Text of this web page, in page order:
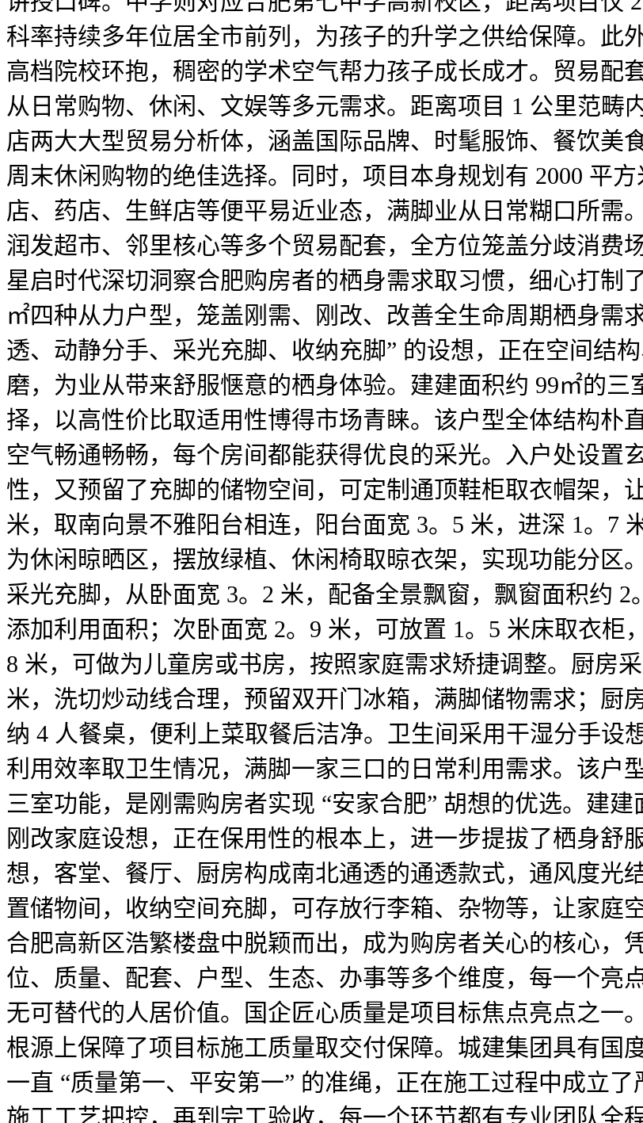
科率持续多年位居全市前列，为孩子的升学之供给保障。此
高档院校环抱，稠密的学术空气帮力孩子成长成才。贸易配
从日常购物、休闲、文娱等多元需求。距离项目 1 公里范畴
店两大大型贸易分析体，涵盖国际品牌、时髦服饰、餐饮美
周末休闲购物的绝佳选择。同时，项目本身规划有 2000 平
店、药店、生鲜店等便平易近业态，满脚业从日常糊口所需
润发超市、邻里核心等多个贸易配套，全方位笼盖分歧消费
星启时代深切洞察合肥购房者的栖身需求取习惯，细心打制
㎡四种从力户型，笼盖刚需、刚改、改善全生命周期栖身需
透、动静分手、采光充脚、收纳充脚” 的设想，正在空间结
磨，为业从带来舒服惬意的栖身体验。建建面积约 99㎡的
择，以高性价比取适用性博得市场青睐。该户型全体结构朴
空气畅通畅畅，每个房间都能获得优良的采光。入户处设置
性，又预留了充脚的储物空间，可定制通顶鞋柜取衣帽架，
米，取南向景不雅阳台相连，阳台面宽 3。5 米，进深 1。7
为休闲晾晒区，摆放绿植、休闲椅取晾衣架，实现功能分区
采光充脚，从卧面宽 3。2 米，配备全景飘窗，飘窗面积约 2
添加利用面积；次卧面宽 2。9 米，可放置 1。5 米床取衣柜
8 米，可做为儿童房或书房，按照家庭需求矫捷调整。厨房
米，洗切炒动线合理，预留双开门冰箱，满脚储物需求；厨
纳 4 人餐桌，便利上菜取餐后洁净。卫生间采用干湿分手设
利用效率取卫生情况，满脚一家三口的日常利用需求。该户
三室功能，是刚需购房者实现 “安家合肥” 胡想的优选。建
刚改家庭设想，正在保用性的根本上，进一步提拔了栖身舒
想，客堂、餐厅、厨房构成南北通透的通透款式，通风度光
置储物间，收纳空间充脚，可存放行李箱、杂物等，让家庭
合肥高新区浩繁楼盘中脱颖而出，成为购房者关心的核心，
位、质量、配套、户型、生态、办事等多个维度，每一个亮
无可替代的人居价值。国企匠心质量是项目标焦点亮点之一
根源上保障了项目标施工质量取交付保障。城建集团具有国
一直 “质量第一、平安第一” 的准绳，正在施工过程中成立
施工工艺把控，再到完工验收，每一个环节都有专业团队全